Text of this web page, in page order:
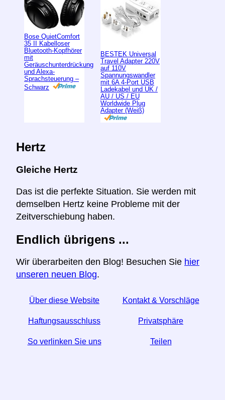
Bose QuietComfort
35 II Kabelloser
Bluetooth-Kopfhörer
mit
Geräuschunterdrückung
und Alexa-
Sprachsteuerung –
Schwarz
BESTEK Universal
Travel Adapter 220V
auf 110V
Spannungswandler
mit 6A 4-Port USB
Ladekabel und UK /
AU / US / EU
Worldwide Plug
Adapter (Weiß)
Hertz
Gleiche Hertz
Das ist die perfekte Situation. Sie werden mit
demselben Hertz keine Probleme mit der
Zeitverschiebung haben.
Endlich übrigens ...
Wir überarbeiten den Blog! Besuchen Sie hier
unseren neuen Blog.
Über diese Website Kontakt & Vorschläge
Haftungsausschluss Privatsphäre
So verlinken Sie uns Teilen